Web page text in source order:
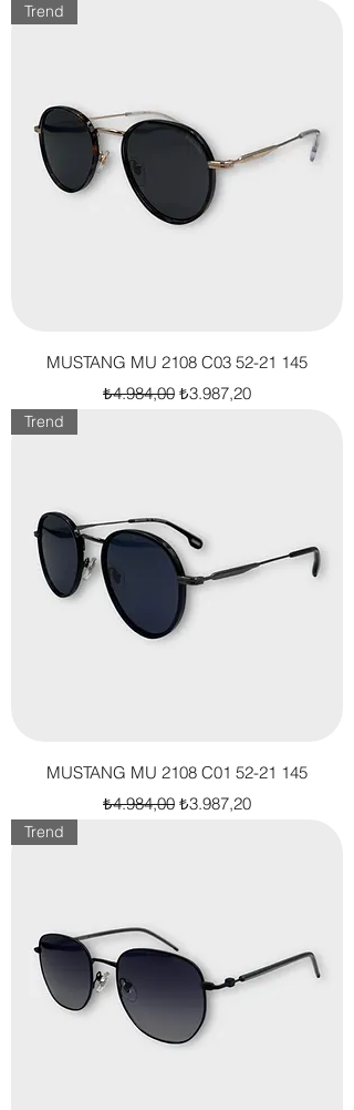
Trend
MUSTANG MU 2108 C03 52-21 145
Normal Fiyat
₺4.984,00 İndirimli Fiyat
₺3.987,20
Trend
MUSTANG MU 2108 C01 52-21 145
Normal Fiyat
₺4.984,00 İndirimli Fiyat
₺3.987,20
Trend